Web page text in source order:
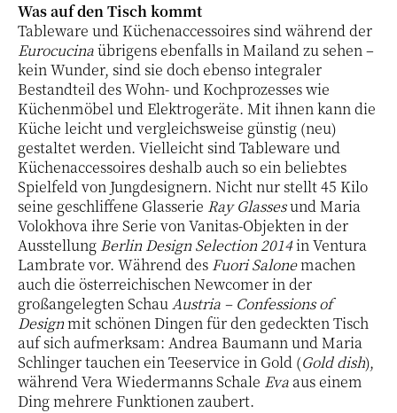
Was auf den Tisch kommt
Tableware und Küchenaccessoires sind während der
Eurocucinaübrigens ebenfalls in Mailand zu sehen –
kein Wunder, sind sie doch ebenso integraler
Bestandteil des Wohn- und Kochprozesses wie
Küchenmöbel und Elektrogeräte. Mit ihnen kann die
Küche leicht und vergleichsweise günstig (neu)
gestaltet werden. Vielleicht sind Tableware und
Küchenaccessoires deshalb auch so ein beliebtes
Spielfeld von Jungdesignern. Nicht nur stellt 45 Kilo
seine geschliffene Glasserie Ray Glassesund Maria
Volokhova ihre Serie von Vanitas-Objekten in der
Ausstellung Berlin Design Selection 2014in Ventura
Lambrate vor. Während des Fuori Salonemachen
auch die österreichischen Newcomer in der
großangelegten SchauAustria – Confessions of
Designmit schönen Dingen für den gedeckten Tisch
auf sich aufmerksam: Andrea Baumann und Maria
Schlinger tauchen ein Teeservice in Gold (Gold dish),
während Vera Wiedermanns Schale Eva aus einem
Ding mehrere Funktionen zaubert.